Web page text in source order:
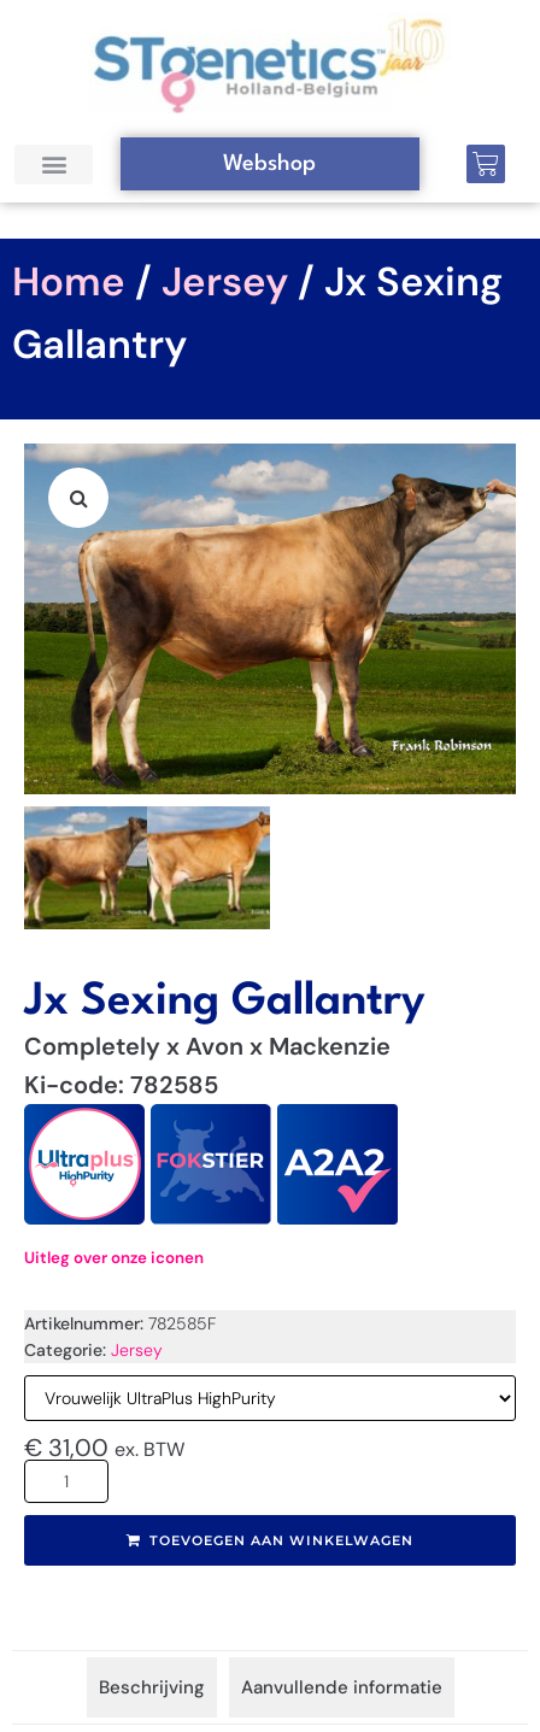
Webshop
Home / Jersey / Jx Sexing
Gallantry
Jx Sexing Gallantry
Completely x Avon x Mackenzie
Ki-code: 782585
Uitleg over onze iconen
Artikelnummer: 782585F
Categorie: Jersey
€ 31,00 ex. BTW
TOEVOEGEN AAN WINKELWAGEN
Beschrijving Aanvullende informatie